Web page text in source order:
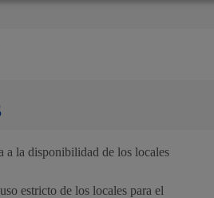
a la disponibilidad de los locales
estricto de los locales para el